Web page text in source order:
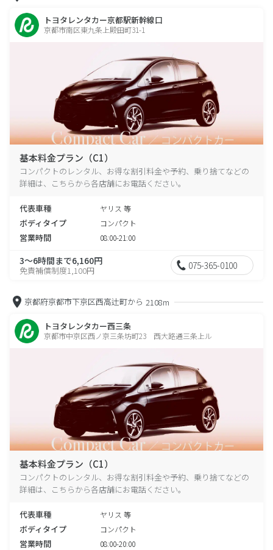
トヨタレンタカー京都駅新幹線口
京都市南区東九条上殿田町31-1
基本料金プラン（C1）
コンパクトのレンタル、お得な割引料金や予約、乗り捨てなどの
詳細は、こちらから各店舗にお電話ください。
代表車種 ヤリス 等
ボディタイプ コンパクト
営業時間 08:00-21:00
3～6時間まで6,160円
免責補償制度1,100円 075-365-0100
京都府京都市下京区西高辻町から 2108m
トヨタレンタカー西三条
京都市中京区西ノ京三条坊町23 西大路通三条上ル
基本料金プラン（C1）
コンパクトのレンタル、お得な割引料金や予約、乗り捨てなどの
詳細は、こちらから各店舗にお電話ください。
代表車種 ヤリス 等
ボディタイプ コンパクト
営業時間 08:00-20:00